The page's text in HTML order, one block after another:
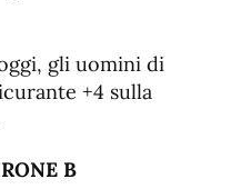
gli uomini di
+4 sulla
B